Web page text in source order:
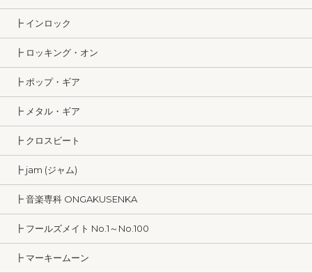
┣ インロック
┣ ロッキング・オン
┣ ポップ・ギア
┣ メタル・ギア
┣ クロスビート
┣ jam (ジャム)
┣ 音楽専科 ONGAKUSENKA
┣ フールズメイト No.1～No.100
┣ マーキームーン